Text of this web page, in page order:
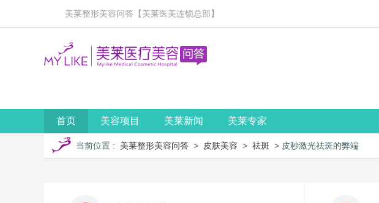
美莱整形美容问答【美莱医美连锁总部】
首页 美容项目 美莱新闻 美莱专家
当前位置 : 美莱整形美容问答 > 皮肤美容 > 祛斑 > 皮秒激光祛斑的弊端